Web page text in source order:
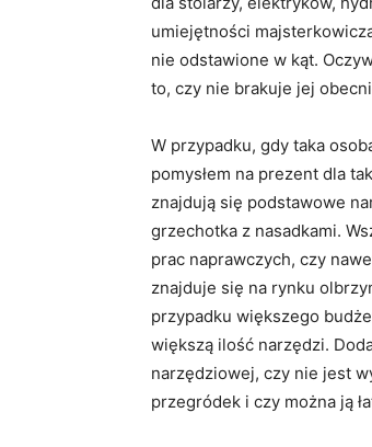
umiejętności
nie odstawione w kąt.
to, czy nie brakuje jej
W przypadku, gdy taka
pomysłem na prezent dla
znajdują się podstawowe
grzechotka z nasadkami.
prac naprawczych, czy
znajduje się na rynku
przypadku większego
większą ilość narzędzi.
narzędziowej, czy nie jest
przegródek i czy można ją